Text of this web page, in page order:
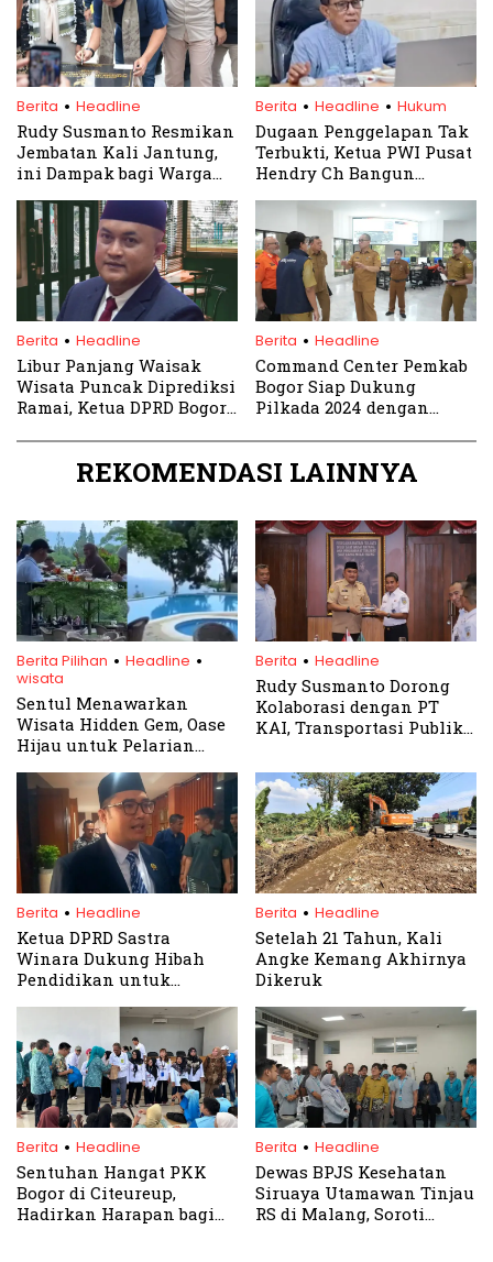
Idul Fitri
Berita . Headline
Rudy Susmanto Resmikan
Jembatan Kali Jantung,
ini Dampak bagi Warga
Berita . Headline . Hukum
Dugaan Penggelapan Tak
Terbukti, Ketua PWI Pusat
Hendry Ch Bangun
Balik
Berita . Headline
Libur Panjang Waisak
Wisata Puncak Diprediksi
Ramai, Ketua DPRD Bogor
Berita . Headline
Command Center Pemkab
Bogor Siap Dukung
Pilkada 2024 dengan
Mumpuni
REKOMENDASI LAINNYA
Berita Pilihan . Headline .
wisata
Sentul Menawarkan
Wisata Hidden Gem, Oase
Hijau untuk Pelarian
25 Menit dari Gerbang Tol
Berita . Headline
Rudy Susmanto Dorong
Kolaborasi dengan PT
KAI, Transportasi Publik
Berita . Headline
Ketua DPRD Sastra
Winara Dukung Hibah
Pendidikan untuk
Berita . Headline
Setelah 21 Tahun, Kali
Angke Kemang Akhirnya
Dikeruk
Berita . Headline
Sentuhan Hangat PKK
Bogor di Citeureup,
Hadirkan Harapan bagi
Berita . Headline
Dewas BPJS Kesehatan
Siruaya Utamawan Tinjau
RS di Malang, Soroti